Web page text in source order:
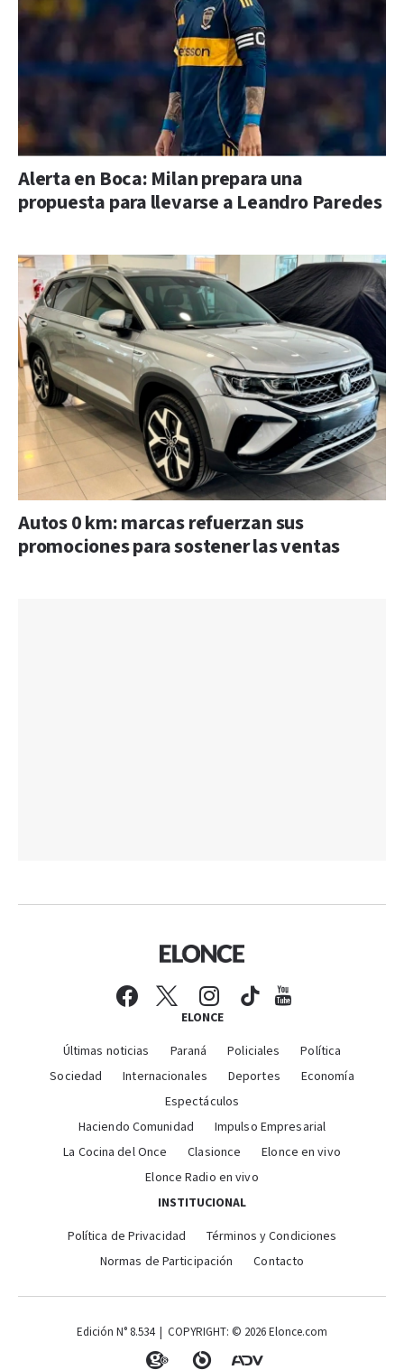
Alerta en Boca: Milan prepara una
propuesta para llevarse a Leandro Paredes
Autos 0 km: marcas refuerzan sus
promociones para sostener las ventas
ELONCE
Últimas noticias Paraná Policiales
Política
Sociedad
Internacionales Deportes
Economía
Espectáculos
Haciendo Comunidad
Impulso Empresarial
La Cocina del Once
Clasionce
Elonce en vivo
Elonce Radio en vivo
INSTITUCIONAL
Política de Privacidad
Términos y Condiciones
Normas de Participación
Contacto
Edición N° 8.534 | COPYRIGHT: © 2026 Elonce.com